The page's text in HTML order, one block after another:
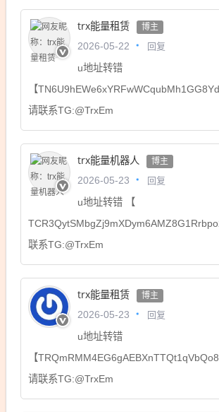
trx能量租赁 博主
2026-05-22 回复
u地址转错
【
请联系TG:@TrxEm
trx能量机器人 博主
2026-05-23 回复
u地址转错 【
联系TG:@TrxEm
trx能量租赁 博主
2026-05-23 回复
u地址转错
【
请联系TG:@TrxEm